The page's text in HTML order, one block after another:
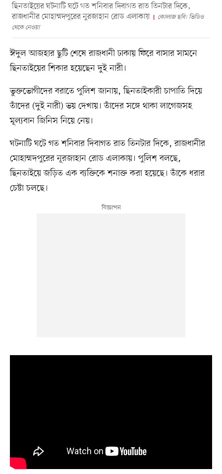
ছিনতাইয়ের ঘটনাটি ঘটে গত শনিবার দিবাগত রাত তিনটার দিকে,
রাজধানীর মোহাম্মদপুরের নুরজাহান রোড এলাকায়
কোলাজ ছবি: ভিডিও
থেকে নেওয়া
ঈদুল আজহার ছুটি শেষে রাজধানী ঢাকায় ফিরে বাসার সামনে
ছিনতাইয়ের শিকার হয়েছেন দুই নারী।
ভুক্তভোগীদের বরাতে পুলিশ জানায়, ছিনতাইকারী চাপাতি দিয়ে
তাঁদের (দুই নারী) ভয় দেখায়। তাঁদের সঙ্গে থাকা লাগেজসহ
মূল্যবান জিনিস নিয়ে নেয়।
ঘটনাটি ঘটে গত শনিবার দিবাগত রাত তিনটার দিকে, রাজধানীর
মোহাম্মদপুরের নূরজাহান রোড এলাকায়। পুলিশ বলছে,
ছিনতাইয়ে জড়িত এক ব্যক্তিকে শনাক্ত করা হয়েছে। তাঁকে ধরার
চেষ্টা চলছে।